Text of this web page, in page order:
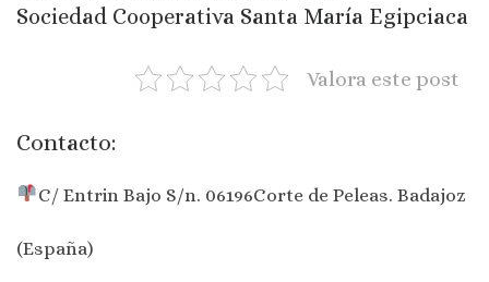
Sociedad Cooperativa Santa María Egipciaca
Valora este post
Contacto:
C/ Entrin Bajo S/n. 06196Corte de Peleas. Badajoz
(España)